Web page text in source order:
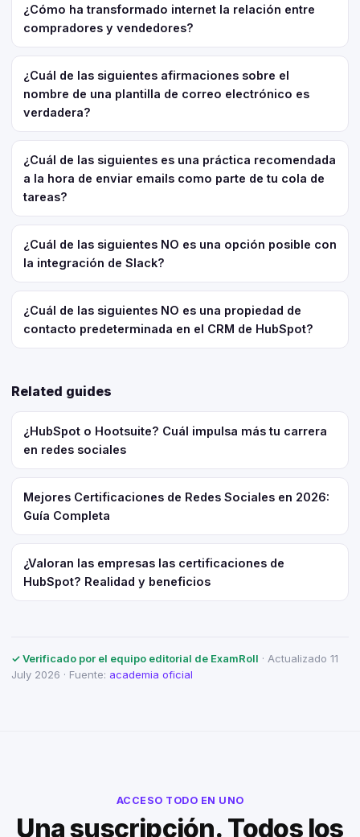
¿Cómo ha transformado internet la relación entre
compradores y vendedores?
¿Cuál de las siguientes afirmaciones sobre el
nombre de una plantilla de correo electrónico es
verdadera?
¿Cuál de las siguientes es una práctica recomendada
a la hora de enviar emails como parte de tu cola de
tareas?
¿Cuál de las siguientes NO es una opción posible con
la integración de Slack?
¿Cuál de las siguientes NO es una propiedad de
contacto predeterminada en el CRM de HubSpot?
Related guides
¿HubSpot o Hootsuite? Cuál impulsa más tu carrera
en redes sociales
Mejores Certificaciones de Redes Sociales en 2026:
Guía Completa
¿Valoran las empresas las certificaciones de
HubSpot? Realidad y beneficios
✓ Verificado por el equipo editorial de ExamRoll · Actualizado 11
July 2026 · Fuente: academia oficial
ACCESO TODO EN UNO
Una suscripción. Todos los